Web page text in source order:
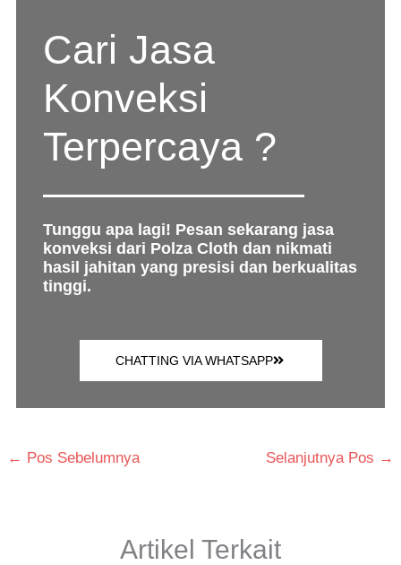
Cari Jasa
Konveksi
Terpercaya ?
Tunggu apa lagi! Pesan sekarang jasa
konveksi dari Polza Cloth dan nikmati
hasil jahitan yang presisi dan berkualitas
tinggi.
CHATTING VIA WHATSAPP
← Pos Sebelumnya Selanjutnya Pos →
Artikel Terkait